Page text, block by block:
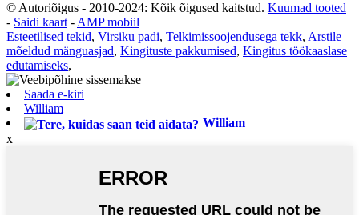
© Autoriõigus - 2010-2024: Kõik õigused kaitstud. Kuumad tooted
- Saidi kaart-AMP mobiil
Esteetilised tekid, Virsiku padi, Telkimissoojendusega tekk, Arstile
mõeldud mänguasjad, Kingituste pakkumised, Kingitus töökaaslase
edutamiseks,
Saada e-kiri
William
William
x